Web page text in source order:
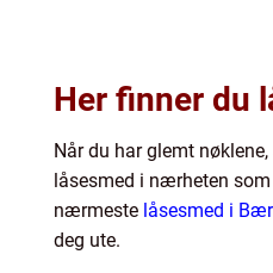
Her finner du
Når du har glemt
låsesmed i nærheten
nærmeste låsesmed i
deg ute.